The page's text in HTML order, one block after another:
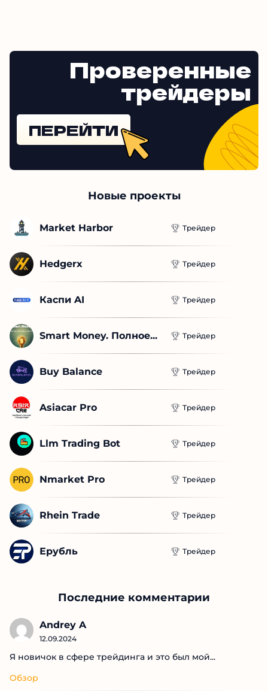
Проверенные
трейдеры
ПЕРЕЙТИ
Новые проекты
Market Harbor Трейдер
Hedgerx Трейдер
Каспи AI Трейдер
Smart Money. Полное... Трейдер
Buy Balance Трейдер
Asiacar Pro Трейдер
Llm Trading Bot Трейдер
Nmarket Pro Трейдер
Rhein Trade Трейдер
Ерубль Трейдер
Последние комментарии
Andrey A
12.09.2024
Я новичок в сфере трейдинга и это был мой...
Обзор